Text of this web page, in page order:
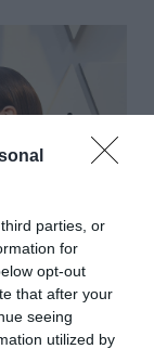
parties, or
for
opt-out
that after your
seeing
utilized by